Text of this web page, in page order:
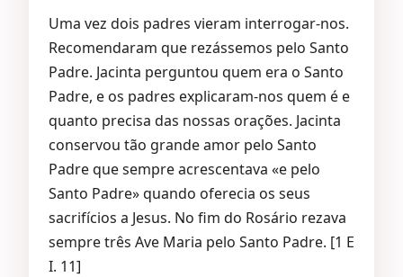
Uma vez dois padres vieram interrogar-nos.
Recomendaram que rezássemos pelo Santo
Padre. Jacinta perguntou quem era o Santo
Padre, e os padres explicaram-nos quem é e
quanto precisa das nossas orações. Jacinta
conservou tão grande amor pelo Santo
Padre que sempre acrescentava «e pelo
Santo Padre» quando oferecia os seus
sacrifícios a Jesus. No fim do Rosário rezava
sempre três Ave Maria pelo Santo Padre. [1 E
I. 11]